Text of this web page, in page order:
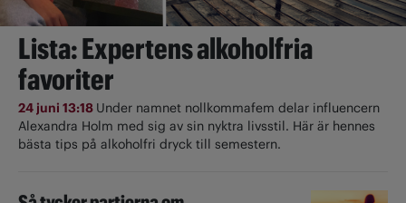
Lista: Expertens alkoholfria
favoriter
24 juni 13:18 Under namnet nollkommafem delar influencern
Alexandra Holm med sig av sin nyktra livsstil. Här är hennes
bästa tips på alkoholfri dryck till semestern.